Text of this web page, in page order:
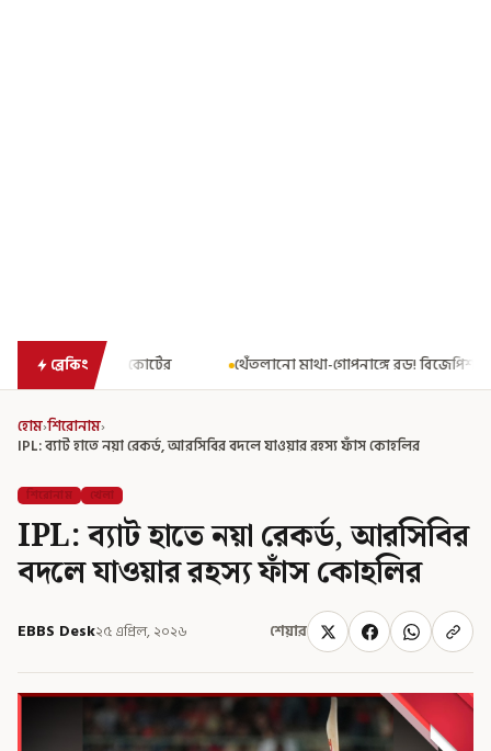
ব্রেকিং
থেঁতলানো মাথা-গোপনাঙ্গে রড! বিজেপিশাসিত অসমে নাবালিকার নৃশংস
হোম›শিরোনাম›
IPL: ব্যাট হাতে নয়া রেকর্ড, আরসিবির বদলে যাওয়ার রহস্য ফাঁস কোহলির
শিরোনাম খেলা
IPL: ব্যাট হাতে নয়া রেকর্ড, আরসিবির
বদলে যাওয়ার রহস্য ফাঁস কোহলির
EBBS Desk২৫ এপ্রিল, ২০২৬ শেয়ার